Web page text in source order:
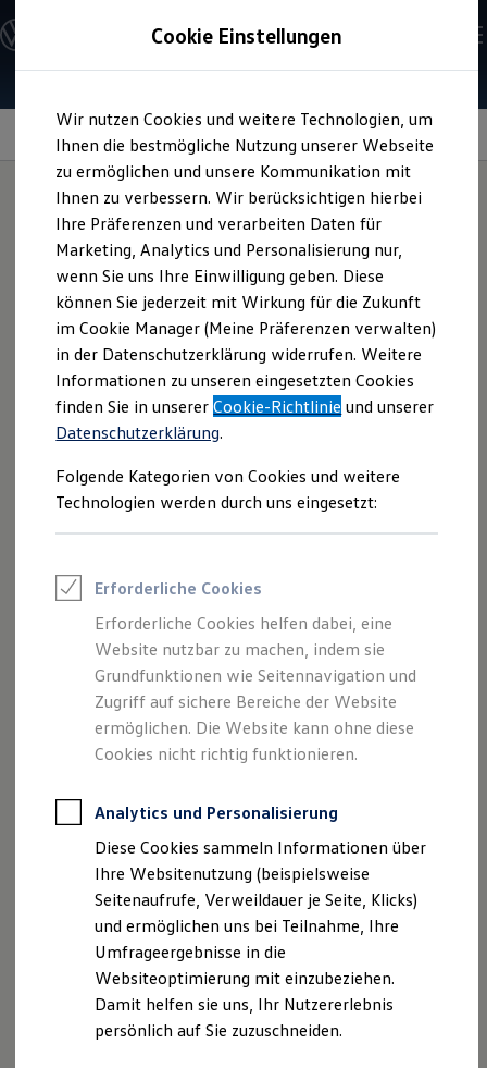
Hauptinhalt
springen
Footer
springen
Modelle und Konfigurator
Konfigurator
Modelle vergleichen
Elektroautos
ENERGY Sondermodelle
Nutzfahrzeuge
SUV und CUV
Familienautos
Kombis
Kompaktwagen
Sportwagen
Schnell verfügbare Fahrzeuge
Angebote und Produkte
Aktuelle Angebote
E-Auto-Förderung
Volkswagen Marktplatz
Die ENERGY Sondermodelle
Junge Gebrauchtwagen und Gebrauchtwagen
Volkswagen Zertifizierte Gebrauchtwagen
Elektromobilität bei Gebrauchtwagen
Saisonangebote
Reifenpakete
Leasing
Leasing-Angebote
Elektroauto Leasing
Kleinwagen-Leasing
Leasing ohne Anzahlung
Finanzierung
Autokredit mit Schlussrate
Versicherungen und Garantien
Kfz-Versicherung
Restschuldversicherungen
Garantien
Professional Class bei Volkswagen
Behörden
Direktkunden
Sonderfahrzeuge
Anpfiff zum Gewinn
Elektromobilität
Elektroautos
ID. Tutorials
Elektrofahrzeugkonzepte
ID. EVERY1
Reichweite
Gepäckraumwendema
ttefür IhrenT‑Cross
Diese Matte ist beidseitig verwendbar und hat einen
ausklappbaren Ladekantenschutz. Damit können nicht nur
der Stoßfänger sowie die Ladekante Ihres T‑Cross
weitestgehend vor Beschädigungen geschützt, sondern auch
das Verrutschen Ihres Ladeguts verhindert werden. Fragen
Gepäckraumwendematte anfragen
Nutzungsbedingungen
Datenschutzerklärungen
Cookie-Richtlinie
Lizenzhinweise Dritter
Angaben zum Digital Services Act (DSA)
EU Data Act
Produktsicherheitsinformationen
Vertrag Widerrufen
Cookie Einstellungen
Wir nutzen Cookies und weitere Technologien, um
Ihnen die bestmögliche Nutzung unserer Webseite
zu ermöglichen und unsere Kommunikation mit
Ihnen zu verbessern. Wir berücksichtigen hierbei
Ihre Präferenzen und verarbeiten Daten für
Marketing, Analytics und Personalisierung nur,
wenn Sie uns Ihre Einwilligung geben. Diese
können Sie jederzeit mit Wirkung für die Zukunft
im Cookie Manager (Meine Präferenzen verwalten)
in der Datenschutzerklärung widerrufen. Weitere
Informationen zu unseren eingesetzten Cookies
finden Sie in unsererCookie-Richtlinie und unserer
Datenschutzerklärung.
Folgende Kategorien von Cookies und weitere
Technologien werden durch uns eingesetzt:
Erforderliche Cookies
Erforderliche Cookies helfen dabei, eine
Website nutzbar zu machen, indem sie
Grundfunktionen wie Seitennavigation und
Zugriff auf sichere Bereiche der Website
ermöglichen. Die Website kann ohne diese
Cookies nicht richtig funktionieren.
Analytics und Personalisierung
Diese Cookies sammeln Informationen über
Ihre Websitenutzung (beispielsweise
Seitenaufrufe, Verweildauer je Seite, Klicks)
und ermöglichen uns bei Teilnahme, Ihre
Umfrageergebnisse in die
Websiteoptimierung mit einzubeziehen.
Damit helfen sie uns, Ihr Nutzererlebnis
persönlich auf Sie zuzuschneiden.